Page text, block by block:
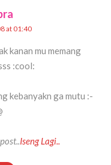
at 01:40
kanan mu memang
:cool:
kebanyakn ga mutu :-
Iseng Lagi..